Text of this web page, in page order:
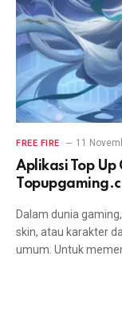
FREE FIRE 11
Aplikasi Top Up
Dalam dunia
skin, atau karakter
umum. Untuk